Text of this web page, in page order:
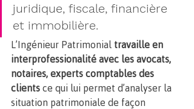
juridique, fiscale, financière
et immobilière.
L’Ingénieur Patrimonial travaille en
interprofessionalité avec les avocats,
notaires, experts comptables des
clients ce qui lui permet d’analyser la
situation patrimoniale de façon